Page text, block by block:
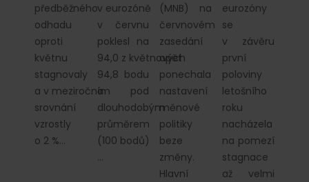
předběžného
odhadu
oproti
květnu
stagnovaly
a v meziročním
srovnání
vzrostly
o 2 %…
v eurozóně
v červnu
poklesl na
94,0 z květnových
94,8 bodu
a pod
dlouhodobým
průměrem
(100 bodů)
…
(MNB) na
červnovém
zasedání
opět
ponechala
nastavení
měnové
politiky
beze
změny.
Hlavní
eurozóny
se
v závěru
první
poloviny
letošního
roku
nacházela
na pomezí
stagnace
až velmi